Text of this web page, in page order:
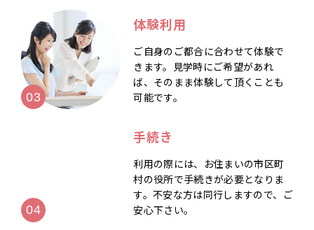
体験利用
ご自身のご都合に合わせて体験で
きます。見学時にご希望があれ
ば、そのまま体験して頂くことも
可能です。
手続き
利用の際には、お住まいの市区町
村の役所で手続きが必要となりま
す。不安な方は同行しますので、ご
安心下さい。